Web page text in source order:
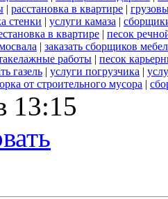
| расстановка в квартире |
стенки | услуги камаза |
в квартире | песок
| заказать сборщиков
работы | песок
газель | услуги погрузчика |
от строительного мусора |
13:15